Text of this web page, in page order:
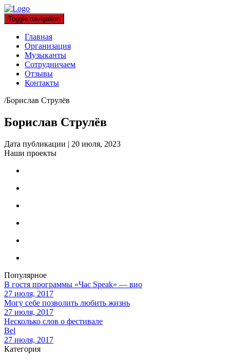
Toggle navigation
Главная
Организация
Музыканты
Сотрудничаем
Отзывы
Контакты
/Борислав Струлёв
Борислав Струлёв
Дата публикации | 20 июля, 2023
Наши проекты
Популярное
В гостя программы «Час Speak» — вио
27 июля, 2017
Могу себе позволить любить жизнь
27 июля, 2017
Несколько слов о фестивале
Bel
27 июля, 2017
Категория